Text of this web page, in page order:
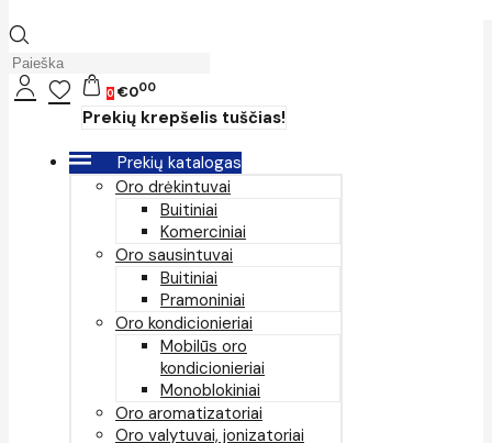
0 €000
Prekių krepšelis tuščias!
Prekių katalogas
Oro drėkintuvai
Buitiniai
Komerciniai
Oro sausintuvai
Buitiniai
Pramoniniai
Oro kondicionieriai
Mobilūs oro
kondicionieriai
Monoblokiniai
Oro aromatizatoriai
Oro valytuvai, jonizatoriai